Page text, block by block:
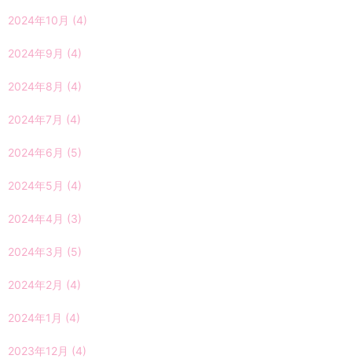
2024年10月 (4)
2024年9月 (4)
2024年8月 (4)
2024年7月 (4)
2024年6月 (5)
2024年5月 (4)
2024年4月 (3)
2024年3月 (5)
2024年2月 (4)
2024年1月 (4)
2023年12月 (4)